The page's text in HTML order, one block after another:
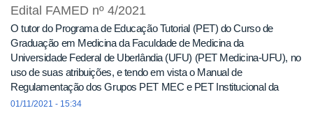
Edital FAMED nº 4/2021
O tutor do Programa de Educação Tutorial (PET) do Curso de
Graduação em Medicina da Faculdade de Medicina da
Universidade Federal de Uberlândia (UFU) (PET Medicina-UFU), no
uso de suas atribuições, e tendo em vista o Manual de
Regulamentação dos Grupos PET MEC e PET Institucional da
UFU, torna pú
01/11/2021 - 15:34